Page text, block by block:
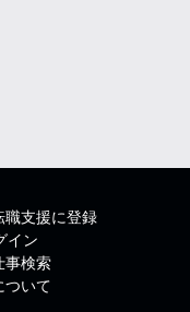
職支援に登録
イン
事検索
ついて